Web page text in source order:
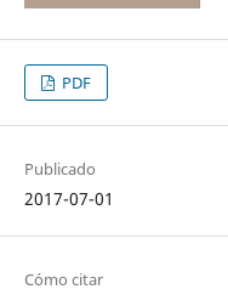
PDF
Publicado
2017-07-01
Cómo citar